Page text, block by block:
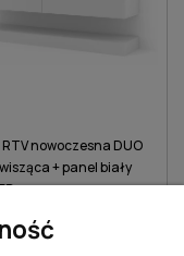
nowoczesna DUO
+ panel biały
zł